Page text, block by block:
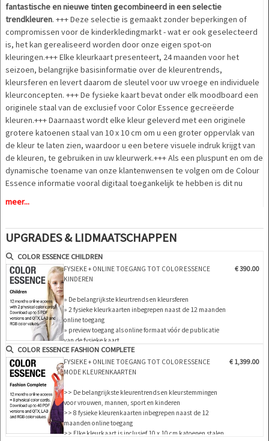
fantastische en nieuwe tinten gecombineerd in een selectie
trendkleuren. +++ Deze selectie is gemaakt zonder beperkingen of
compromissen voor de kinderkledingmarkt - wat er ook geselecteerd
is, het kan gerealiseerd worden door onze eigen spot-on
kleuringen.+++ Elke kleurkaart presenteert, 24 maanden voor het
seizoen, belangrijke basisinformatie over de kleurentrends,
kleursferen en levert daarom de sleutel voor uw vroege en individuele
kleurconcepten. +++ De fysieke kaart bevat onder elk moodboard een
originele staal van de exclusief voor Color Essence gecreëerde
kleuren.+++ Daarnaast wordt elke kleur geleverd met een originele
grotere katoenen staal van 10 x 10 cm om u een groter oppervlak van
de kleur te laten zien, waardoor u een betere visuele indruk krijgt van
de kleuren, te gebruiken in uw kleurwerk.+++ Als een pluspunt en om de
dynamische toename van onze klantenwensen te volgen om de Colour
Essence informatie vooral digitaal toegankelijk te hebben is dit nu
+++ De ONLINE TOEGANG creëert enorme nieuwe mogelijkheden voor
"24/7" toegang op elke plaats in de wereld.+++ Heb toegang tot een
kleurstoffen exclusief gemaakt voor Color Essence.+++ Op ons
platform kunt u de QTX, LAB en RGB waarden downloaden van alle
kleuren gemaakt voor Color Essence!
Selecteer een van onze verschillende aanbiedingen van de Women,
Men, Children, Sports of Interior kleurenvoorspelling of complete
aanbiedingen en geniet van onmiddellijke toegang tot onze digitale
kaarten, terwijl de fysieke versie onmiddellijk naar u wordt verzonden.
Highlights:
- Fysiek en digitaal gecombineerd
- 28 zorgvuldig geselecteerde en exclusief gecreëerde kleuren
- Op het scherm en originele kleurstalen onder elk moodboard
- elke kleur wordt geleverd met een origineel, groter katoenen staal
meer...
UPGRADES & LIDMAATSCHAPPEN
COLOR ESSENCE CHILDREN
FYSIEKE + ONLINE TOEGANG TOT COLOR ESSENCE
KINDEREN
» De belangrijkste kleurtrends en kleursferen
» 2 fysieke kleurkaarten inbegrepen naast de 12 maanden
online toegang
» preview toegang als online formaat vóór de publicatie
van de fysieke kaart
» online toegang tot 2 vorige seizoenen inbegrepen
» download tot 5 PDF versies en of QTX, LAB en RGB
waarden van de kleuren
€ 390.00
COLOR ESSENCE FASHION COMPLETE
FYSIEKE + ONLINE TOEGANG TOT COLOR ESSENCE
MODE KLEURENKAARTEN
>> De belangrijkste kleurentrends en kleurstemmingen
voor vrouwen, mannen, sport en kinderen
>> 8 fysieke kleurenkaarten inbegrepen naast de 12
maanden online toegang
>> Elke kleurkaart is inclusief 10 x 10 cm katoenen stalen
€ 1,399.00